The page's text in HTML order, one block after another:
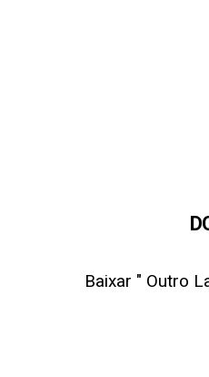
Baixar " Outro